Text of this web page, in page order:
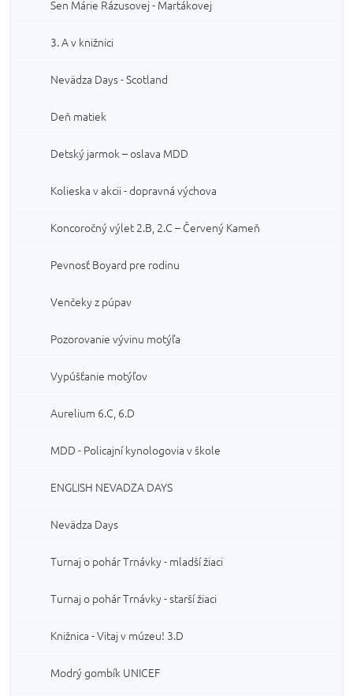
Sen Márie Rázusovej - Martákovej
3. A v knižnici
Nevädza Days - Scotland
Deň matiek
Detský jarmok – oslava MDD
Kolieska v akcii - dopravná výchova
Koncoročný výlet 2.B, 2.C – Červený Kameň
Pevnosť Boyard pre rodinu
Venčeky z púpav
Pozorovanie vývinu motýľa
Vypúšťanie motýľov
Aurelium 6.C, 6.D
MDD - Policajní kynologovia v škole
ENGLISH NEVADZA DAYS
Nevädza Days
Turnaj o pohár Trnávky - mladší žiaci
Turnaj o pohár Trnávky - starší žiaci
Knižnica - Vitaj v múzeu! 3.D
Modrý gombík UNICEF